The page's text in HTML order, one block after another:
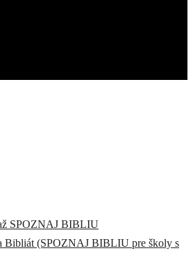
SPOZNAJ BIBLIU
Bibliát (SPOZNAJ BIBLIU pre školy s